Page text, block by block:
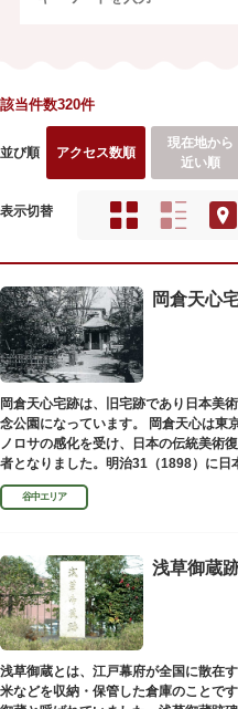
該当件数320件
並び順 アクセス数順
現在地から
近い順
表示切替
岡倉天心
岡倉天心宅跡は、旧宅跡であり日本美
念公園になっています。 岡倉天心は東
ノロサの感化を受け、日本の伝統美術
者となりました。明治31（1898）に日
め優れた画家を世に送り出しました。
谷中エリア
浅草御蔵
浅草御蔵とは、江戸幕府が全国に散在
米などを収納・保管した倉庫のことで